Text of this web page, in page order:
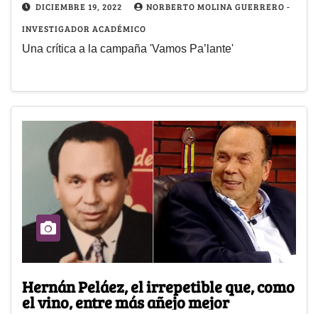
DICIEMBRE 19, 2022
NORBERTO MOLINA GUERRERO -
INVESTIGADOR ACADÉMICO
Una crítica a la campaña 'Vamos Pa’lante'
Hernán Peláez, el irrepetible que, como
el vino, entre más añejo mejor